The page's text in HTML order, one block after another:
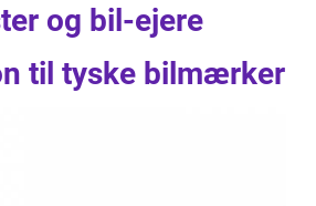
og bil-ejere
til tyske bilmærker